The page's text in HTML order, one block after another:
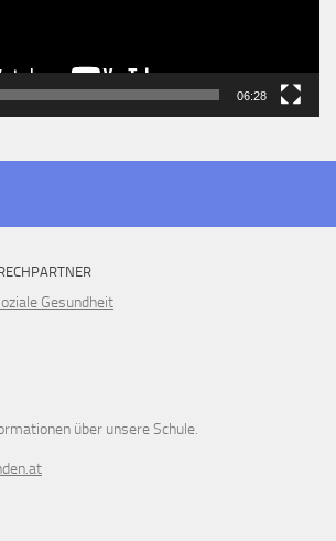
06:28
Gesundheit
über unsere Schule.